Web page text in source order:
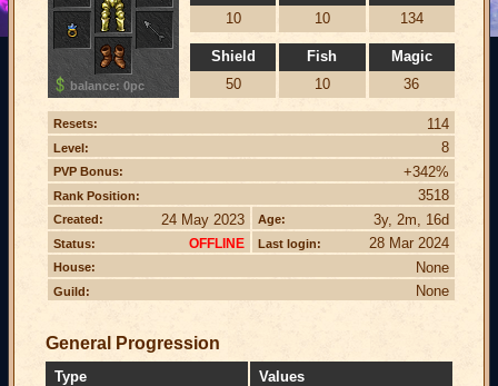
10
10
134
Shield
50
Fish
10
Magic
36
balance: 0pc
Resets: 114
Level: 8
PVP Bonus: +342%
Rank Position: 3518
Created: 24 May 2023 Age: 3y, 2m, 16d
Status: OFFLINE Last login: 28 Mar 2024
House: None
Guild: None
General Progression
Type
Values